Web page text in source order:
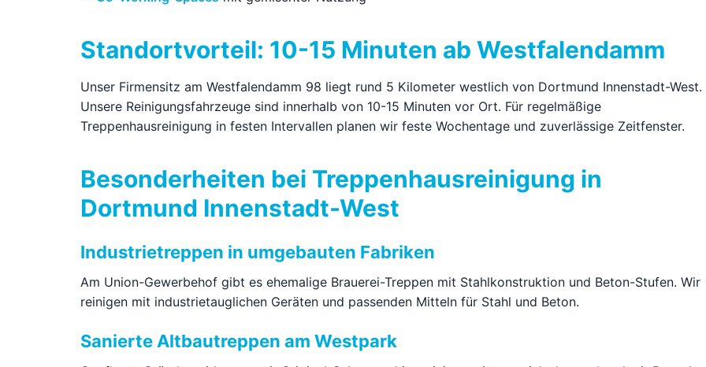
Standortvorteil: 10-15 Minuten ab Westfalendamm
Unser Firmensitz am Westfalendamm 98 liegt rund 5 Kilometer westlich von Dortmund Innenstadt-West.
Unsere Reinigungsfahrzeuge sind innerhalb von 10-15 Minuten vor Ort. Für regelmäßige
Treppenhausreinigung in festen Intervallen planen wir feste Wochentage und zuverlässige Zeitfenster.
Besonderheiten bei Treppenhausreinigung in
Dortmund Innenstadt-West
Industrietreppen in umgebauten Fabriken
Am Union-Gewerbehof gibt es ehemalige Brauerei-Treppen mit Stahlkonstruktion und Beton-Stufen. Wir
reinigen mit industrietauglichen Geräten und passenden Mitteln für Stahl und Beton.
Sanierte Altbautreppen am Westpark